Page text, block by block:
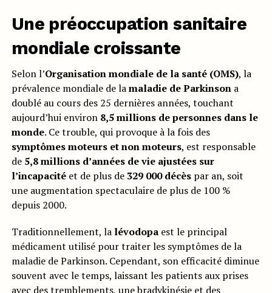
Une préoccupation sanitaire
mondiale croissante
Selon l’Organisation mondiale de la santé (OMS), la
prévalence mondiale de lamaladie de Parkinsona
doublé au cours des 25 dernières années, touchant
aujourd’hui environ 8,5 millions de personnes dans le
monde. Ce trouble, qui provoque à la fois des
symptômes moteurs et non moteurs, est responsable
de 5,8 millions d’années de vie ajustées sur
l’incapacitéet de plus de 329 000 décèspar an, soit
une augmentation spectaculaire de plus de 100 %
depuis 2000.
Traditionnellement, la lévodopaest le principal
médicament utilisé pour traiter les symptômes de la
maladie de Parkinson. Cependant, son efficacité diminue
souvent avec le temps, laissant les patients aux prises
avec des tremblements, une bradykinésie et des